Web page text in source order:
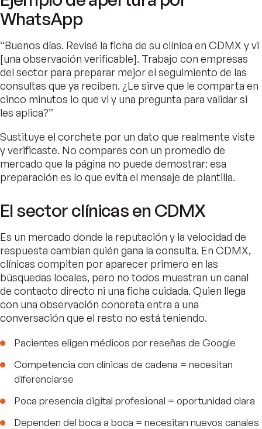
WhatsApp
“Buenos días. Revisé la ficha de su clínica en CDMX y vi
[una observación verificable]. Trabajo con empresas
del sector para preparar mejor el seguimiento de las
consultas que ya reciben. ¿Le sirve que le comparta en
cinco minutos lo que vi y una pregunta para validar si
les aplica?”
Sustituye el corchete por un dato que realmente viste
y verificaste. No compares con un promedio de
mercado que la página no puede demostrar: esa
preparación es lo que evita el mensaje de plantilla.
El sector clínicas en CDMX
Es un mercado donde la reputación y la velocidad de
respuesta cambian quién gana la consulta. En CDMX,
clínicas compiten por aparecer primero en las
búsquedas locales, pero no todos muestran un canal
de contacto directo ni una ficha cuidada. Quien llega
con una observación concreta entra a una
conversación que el resto no está teniendo.
Pacientes eligen médicos por reseñas de Google
Competencia con clínicas de cadena = necesitan
diferenciarse
Poca presencia digital profesional = oportunidad clara
Dependen del boca a boca = necesitan nuevos canales